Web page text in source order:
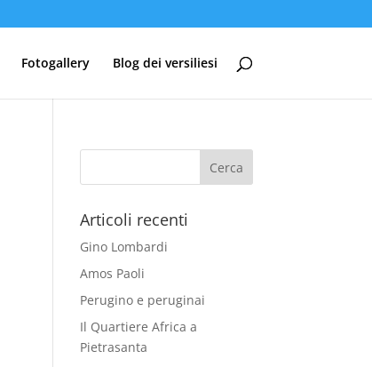
Fotogallery Blog dei versiliesi
Articoli recenti
Gino Lombardi
Amos Paoli
Perugino e peruginai
Il Quartiere Africa a
Pietrasanta